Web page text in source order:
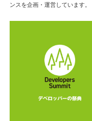
ンスを企画・運営しています。